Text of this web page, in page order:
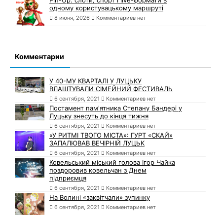
одному користувацькому маршруті
8 июня, 2026 Комментариев нет
Комментарии
У 40-МУ КВАРТАЛІ У ЛУЦЬКУ
ВЛАШТУВАЛИ СІМЕЙНИЙ ФЕСТИВАЛЬ
6 сентября, 2021 Комментариев нет
Постамент пам'ятника Степану Бандері у
Луцьку знесуть до кінця тижня
6 сентября, 2021 Комментариев нет
«У РИТМІ ТВОГО МІСТА»: ГУРТ «СКАЙ»
ЗАПАЛЮВАВ ВЕЧІРНІЙ ЛУЦЬК
6 сентября, 2021 Комментариев нет
Ковельський міський голова Ігор Чайка
поздоровив ковельчан з Днем
підприємця
6 сентября, 2021 Комментариев нет
На Волині «заквітчали» зупинку
6 сентября, 2021 Комментариев нет